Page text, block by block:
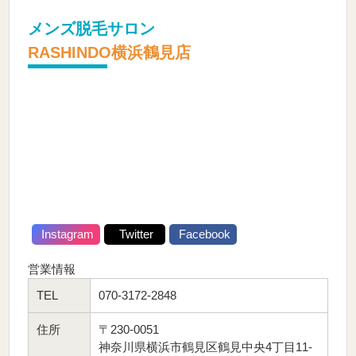
メンズ脱毛サロン
RASHINDO横浜鶴見店
Instagram Twitter Facebook
営業情報
TEL
070-3172-2848
住所
〒230-0051
神奈川県横浜市鶴見区鶴見中央4丁目11-